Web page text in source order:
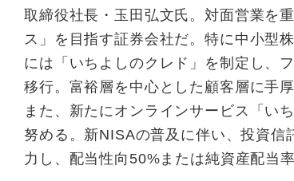
取締役社長・玉田弘文氏。対面営業を
ス」を目指す証券会社だ。特に中小型
には「いちよしのクレド」を制定し、
移行。富裕層を中心とした顧客層に手
また、新たにオンラインサービス「い
努める。新NISAの普及に伴い、投資
力し、配当性向50%または純資産配当